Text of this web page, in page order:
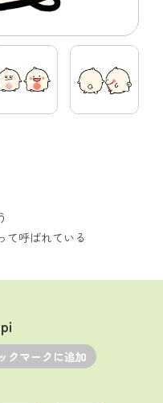
て呼ばれている
クマークに追加